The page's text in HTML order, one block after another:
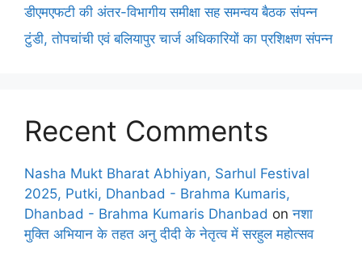
डीएमएफटी की अंतर-विभागीय समीक्षा सह समन्वय बैठक संपन्न
टुंडी, तोपचांची एवं बलियापुर चार्ज अधिकारियों का प्रशिक्षण संपन्न
Recent Comments
Nasha Mukt Bharat Abhiyan, Sarhul Festival
2025, Putki, Dhanbad - Brahma Kumaris,
Dhanbad - Brahma Kumaris Dhanbad onनशा
मुक्ति अभियान के तहत अनु दीदी के नेतृत्व में सरहुल महोत्सव